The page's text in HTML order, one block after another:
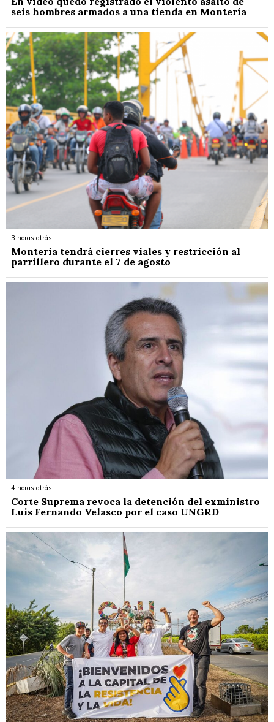
seis hombres armados a una tienda en Montería
3 horas atrás
Montería tendrá cierres viales y restricción al
parrillero durante el 7 de agosto
4 horas atrás
Corte Suprema revoca la detención del exministro
Luis Fernando Velasco por el caso UNGRD